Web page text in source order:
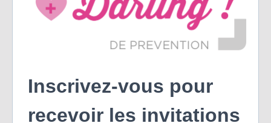
Inscrivez-vous pour
recevoir les invitations